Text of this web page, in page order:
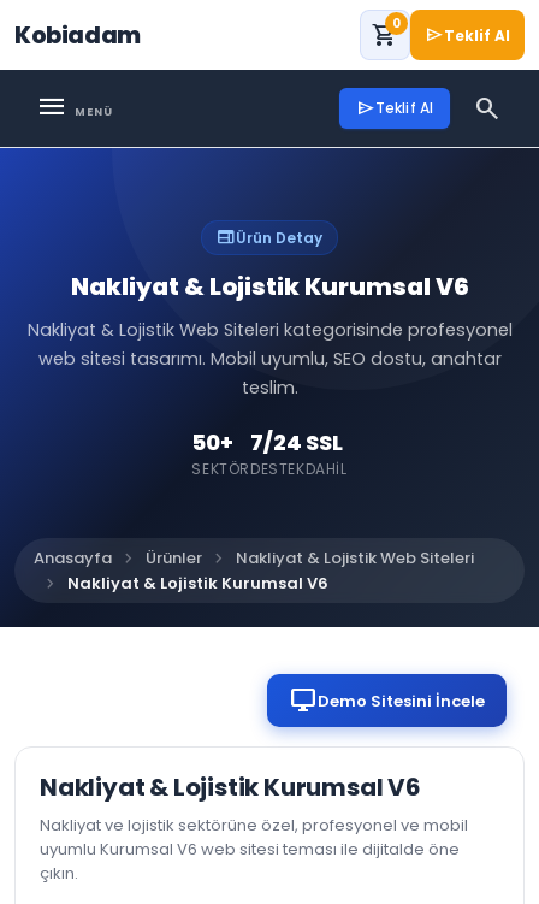
Kobiadam shopping_cart0 sendTeklif Al
menu sendTeklif Al search
webÜrün Detay
Nakliyat & Lojistik Kurumsal V6
Nakliyat & Lojistik Web Siteleri kategorisinde profesyonel
web sitesi tasarımı. Mobil uyumlu, SEO dostu, anahtar
teslim.
50+
SEKTÖR
7/24
DESTEK
SSL
DAHIL
Anasayfa chevron_right Ürünler chevron_right Nakliyat & Lojistik Web Siteleri
chevron_right Nakliyat & Lojistik Kurumsal V6
desktop_windowsDemo Sitesini İncele
Nakliyat & Lojistik Kurumsal V6
Nakliyat ve lojistik sektörüne özel, profesyonel ve mobil
uyumlu Kurumsal V6 web sitesi teması ile dijitalde öne
çıkın.